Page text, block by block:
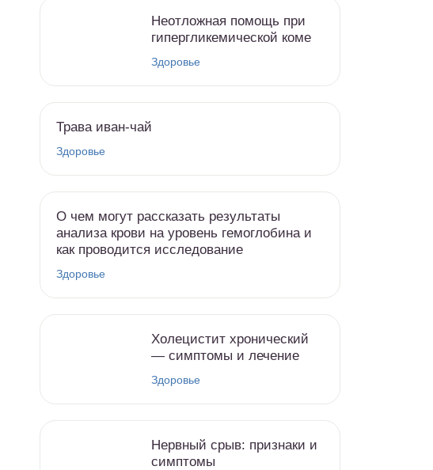
Неотложная помощь при
гипергликемической коме
Здоровье
Трава иван-чай
Здоровье
О чем могут рассказать результаты
анализа крови на уровень гемоглобина и
как проводится исследование
Здоровье
Холецистит хронический
— симптомы и лечение
Здоровье
Нервный срыв: признаки и
симптомы